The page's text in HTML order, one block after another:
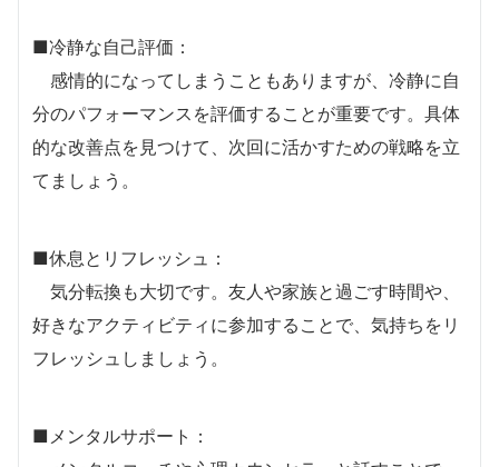
■冷静な自己評価：
感情的になってしまうこともありますが、冷静に自
分のパフォーマンスを評価することが重要です。具体
的な改善点を見つけて、次回に活かすための戦略を立
てましょう。
■休息とリフレッシュ：
気分転換も大切です。友人や家族と過ごす時間や、
好きなアクティビティに参加することで、気持ちをリ
フレッシュしましょう。
■メンタルサポート：